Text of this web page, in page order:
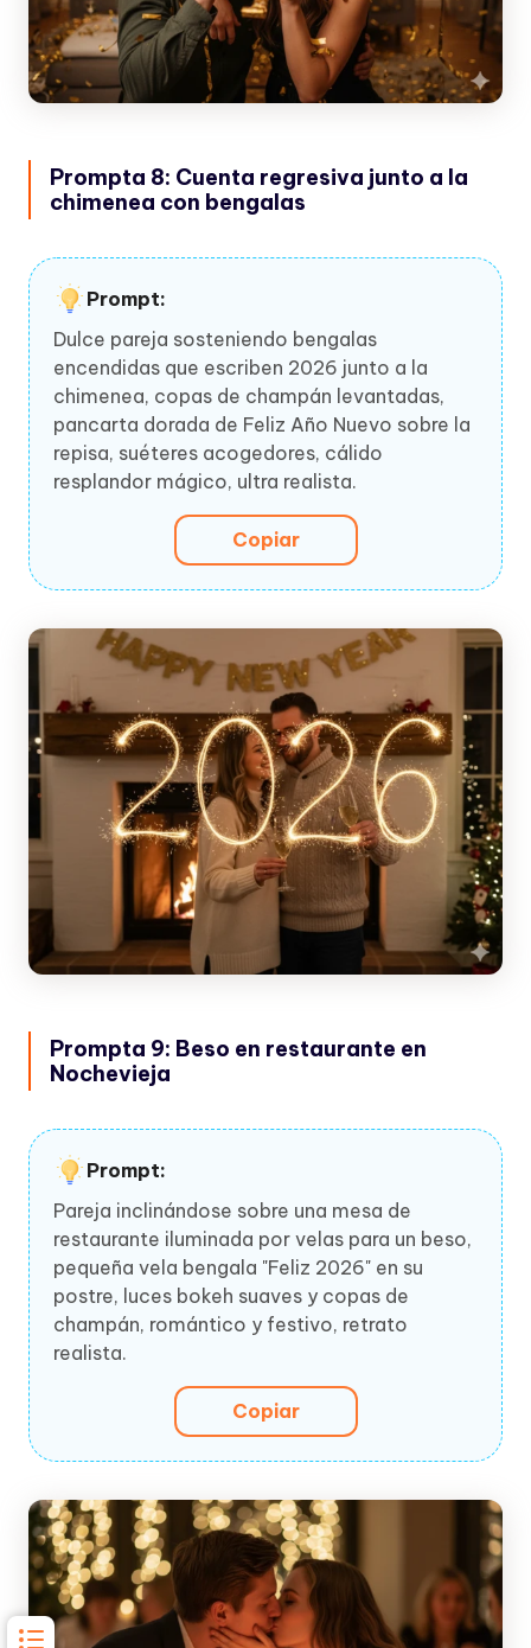
Prompta 8: Cuenta regresiva junto a la
chimenea con bengalas
Prompt:
Dulce pareja sosteniendo bengalas
encendidas que escriben 2026 junto a la
chimenea, copas de champán levantadas,
pancarta dorada de Feliz Año Nuevo sobre la
repisa, suéteres acogedores, cálido
resplandor mágico, ultra realista.
Copiar
Prompta 9: Beso en restaurante en
Nochevieja
Prompt:
Pareja inclinándose sobre una mesa de
restaurante iluminada por velas para un beso,
pequeña vela bengala "Feliz 2026" en su
postre, luces bokeh suaves y copas de
champán, romántico y festivo, retrato
realista.
Copiar